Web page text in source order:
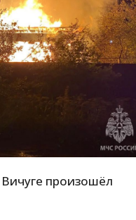
Р
Тпроизошёл